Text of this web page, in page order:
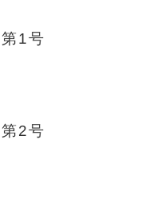
1号
2号